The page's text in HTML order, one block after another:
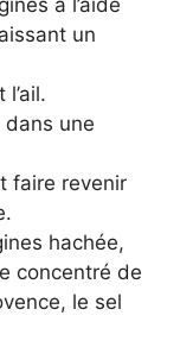
un
dans une
faire revenir
hachée,
concentré de
le sel